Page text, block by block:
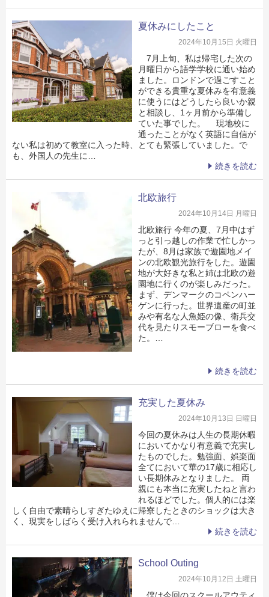
夏休みにしたこと
2024年10月15日 火曜日
7月上旬、私は帰宅した次の
月曜日から語学学校に通い始め
ました。ロンドンで過ごすこと
ができる貴重な夏休みを有意義
に使うにはどうしたら良いか親
と相談し、1ヶ月前から準備し
ていた事でした。 現地校に
通ったことがなく英語に自信が
ない私は初めて教室に入った時、とても緊張していました。で
も、外国人の先生に…
続きを読む
北欧旅行
2024年10月14日 月曜日
北欧旅行 今年の夏、7月中はず
っと引っ越しの作業で忙しかっ
たが、8月は家族で遊園地メイ
ンの北欧観光旅行をした。遊園
地が大好きな私と姉は北欧の遊
園地に行くのが楽しみだった。
まず、デンマークのコペンハー
ゲンに行った。世界遺産の町並
みや有名な人魚姫の像、衛兵交
代を見たりスモーブローを食べ
た。…
続きを読む
充実した夏休み
2024年10月13日 日曜日
今回の夏休みは人生の長期休暇
においてかなり有意義で充実し
たものでした。勉強面、娯楽面
全てにおいて華の17歳に相応し
い長期休みとなりました。 両
親にも本当に充実したねと言わ
れるほどでした。個人的には楽
しく自由で素晴らしすぎたゆえに帰寮したときのショックは大き
く、現実をしばらく受け入れられませんで…
続きを読む
School Outing
2024年10月12日 土曜日